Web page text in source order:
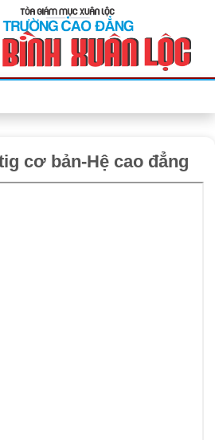
cơ bản-Hệ cao đẳng